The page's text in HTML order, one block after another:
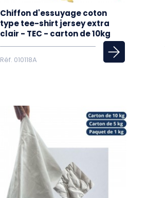
Chiffon d'essuyage coton
type tee-shirt jersey extra
clair - TEC - carton de 10kg
Réf. 010118A